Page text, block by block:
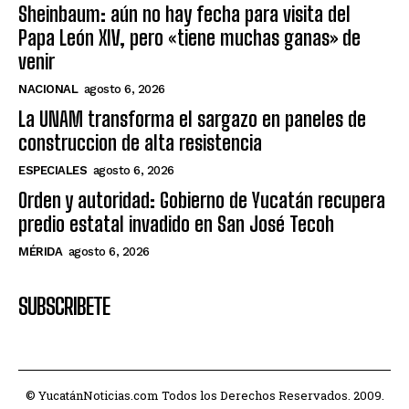
Sheinbaum: aún no hay fecha para visita del
Papa León XIV, pero «tiene muchas ganas» de
venir
NACIONAL agosto 6, 2026
La UNAM transforma el sargazo en paneles de
construccion de alta resistencia
ESPECIALES agosto 6, 2026
Orden y autoridad: Gobierno de Yucatán recupera
predio estatal invadido en San José Tecoh
MÉRIDA agosto 6, 2026
SUBSCRIBETE
© YucatánNoticias.com Todos los Derechos Reservados. 2009.